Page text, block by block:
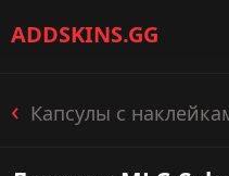
ADDSKINS.GG
Пистолеты-пулемёты
Перчатки
Капсулы с